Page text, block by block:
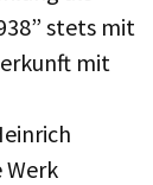
stets mit
mit